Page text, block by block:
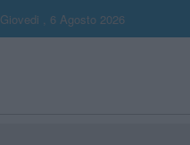
Giovedi , 6 Agosto 2026